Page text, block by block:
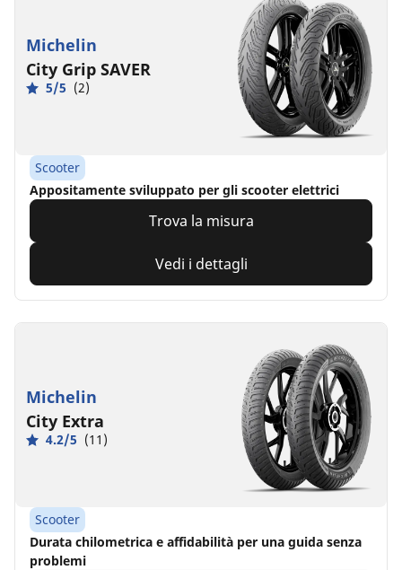
Michelin
City Grip SAVER
5/5 (2)
Scooter
Appositamente sviluppato per gli scooter elettrici
Trova la misura
Vedi i dettagli
Michelin
City Extra
4.2/5 (11)
Scooter
Durata chilometrica e affidabilità per una guida senza
problemi